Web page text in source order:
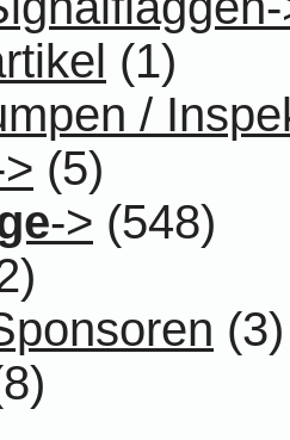
(1)
/
(5)
-> (548)
(3)